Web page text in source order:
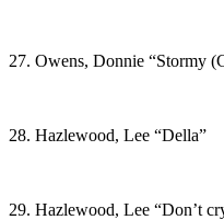
27. Owens, Donnie “Stormy
28. Hazlewood, Lee “Della”
29. Hazlewood, Lee “Don’t